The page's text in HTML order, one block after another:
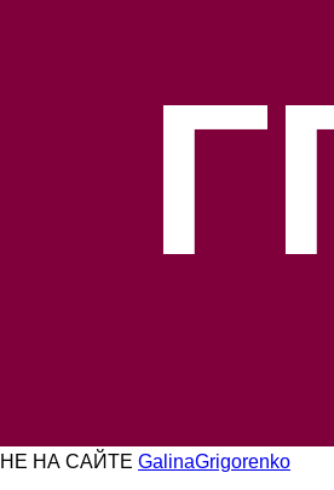
НЕ НА САЙТЕ GalinaGrigorenko